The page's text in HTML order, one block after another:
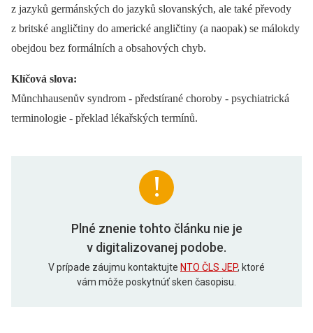
z jazyků germánských do jazyků slovanských, ale také převody
z britské angličtiny do americké angličtiny (a naopak) se málokdy
obejdou bez formálních a obsahových chyb.
Klíčová slova:
Můnchhausenův syndrom -⁠ předstírané choroby -⁠ psychiatrická
terminologie -⁠ překlad lékařských termínů.
Plné znenie tohto článku nie je
v digitalizovanej podobe.
V prípade záujmu kontaktujte NTO ČLS JEP, ktoré
vám môže poskytnúť sken časopisu.